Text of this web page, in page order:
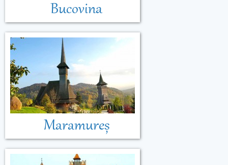
Bucovina
Maramureș